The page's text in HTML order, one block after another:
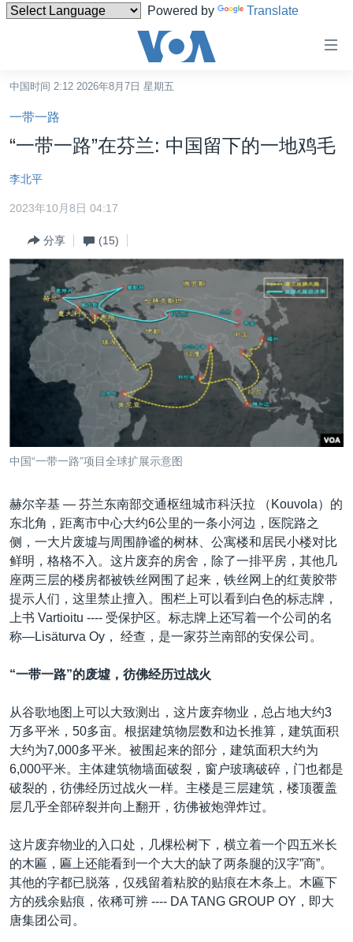
Powered by Translate
碍
转
内
转
台湾
港澳
国际
最新国际新闻
印太
中东
欧洲
非洲
全球议题
分类新闻
经济·金融·贸易
人权·法律·宗教
科教·文娱·体健
军事
美中关系
热点专题
白宫要闻
国会报道
美国建国250周年
美国之音专访
重要讲话与声明
台海两岸关系
南中国海争端
关注西藏
关注新疆
GEN Z 看美国
VOA视频
VOA今日焦点
关注我们
其他语言网站
中国时间 2:12 2026年8月7日 星期五
一带一路
“一带一路”在芬兰: 中国留下的一地鸡毛
李北平
2023年10月8日 04:17
分享 (15)
中国“一带一路”项目全球扩展示意图
赫尔辛基 — 芬兰东南部交通枢纽城市科沃拉 （Kouvola）的
东北角，距离市中心大约6公里的一条小河边，医院路之
侧，一大片废墟与周围静谧的树林、公寓楼和居民小楼对比
鲜明，格格不入。这片废弃的房舍，除了一排平房，其他几
座两三层的楼房都被铁丝网围了起来，铁丝网上的红黄胶带
提示人们，这里禁止擅入。围栏上可以看到白色的标志牌，
上书 Vartioitu ---- 受保护区。标志牌上还写着一个公司的名
称—Lisäturva Oy， 经查，是一家芬兰南部的安保公司。
“一带一路”的废墟，彷佛经历过战火
从谷歌地图上可以大致测出，这片废弃物业，总占地大约3
万多平米，50多亩。根据建筑物层数和边长推算，建筑面积
大约为7,000多平米。被围起来的部分，建筑面积大约为
6,000平米。主体建筑物墙面破裂，窗户玻璃破碎，门也都是
破裂的，彷佛经历过战火一样。主楼是三层建筑，楼顶覆盖
层几乎全部碎裂并向上翻开，彷佛被炮弹炸过。
这片废弃物业的入口处，几棵松树下，横立着一个四五米长
的木匾，匾上还能看到一个大大的缺了两条腿的汉字”商”。
其他的字都已脱落，仅残留着粘胶的贴痕在木条上。木匾下
方的残余贴痕，依稀可辨 ---- DA TANG GROUP OY，即大
唐集团公司。